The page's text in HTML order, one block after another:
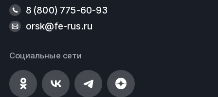
8 (800) 775-60-93
orsk@fe-rus.ru
Социальные сети